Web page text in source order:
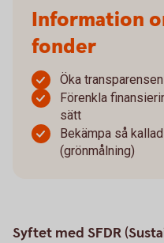
Information
fonder
Öka
Förenkla
sätt
Bekämpa så
(grönmålning)
Syftet med SFDR